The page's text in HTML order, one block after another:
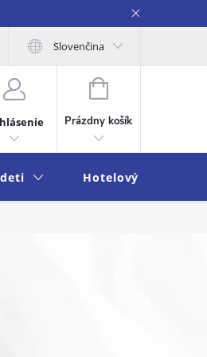
Slovenčina
NÁKUPNÝ
KOŠÍK
Prázdny košík
Hotelový textil